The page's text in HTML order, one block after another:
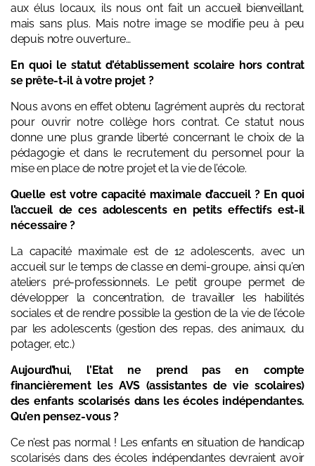
aux élus locaux, ils nous ont fait un accueil bienveillant,
mais sans plus. Mais notre image se modifie peu à peu
depuis notre ouverture…
En quoi le statut d’établissement scolaire hors contrat
se prête-t-il à votre projet ?
Nous avons en effet obtenu l’agrément auprès du rectorat
pour ouvrir notre collège hors contrat. Ce statut nous
donne une plus grande liberté concernant le choix de la
pédagogie et dans le recrutement du personnel pour la
mise en place de notre projet et la vie de l’école.
Quelle est votre capacité maximale d’accueil ? En quoi
l’accueil de ces adolescents en petits effectifs est-il
nécessaire ?
La capacité maximale est de 12 adolescents, avec un
accueil sur le temps de classe en demi-groupe, ainsi qu’en
ateliers pré-professionnels. Le petit groupe permet de
développer la concentration, de travailler les habilités
sociales et de rendre possible la gestion de la vie de l’école
par les adolescents (gestion des repas, des animaux, du
potager, etc.)
Aujourd’hui, l’Etat ne prend pas en compte
financièrement les AVS (assistantes de vie scolaires)
des enfants scolarisés dans les écoles indépendantes.
Qu’en pensez-vous ?
Ce n’est pas normal ! Les enfants en situation de handicap
scolarisés dans des écoles indépendantes devraient avoir